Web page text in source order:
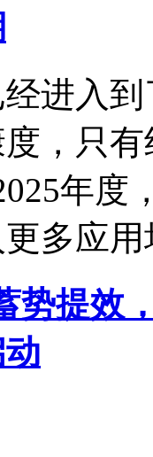
进入
，只
年度
多应用
势提效